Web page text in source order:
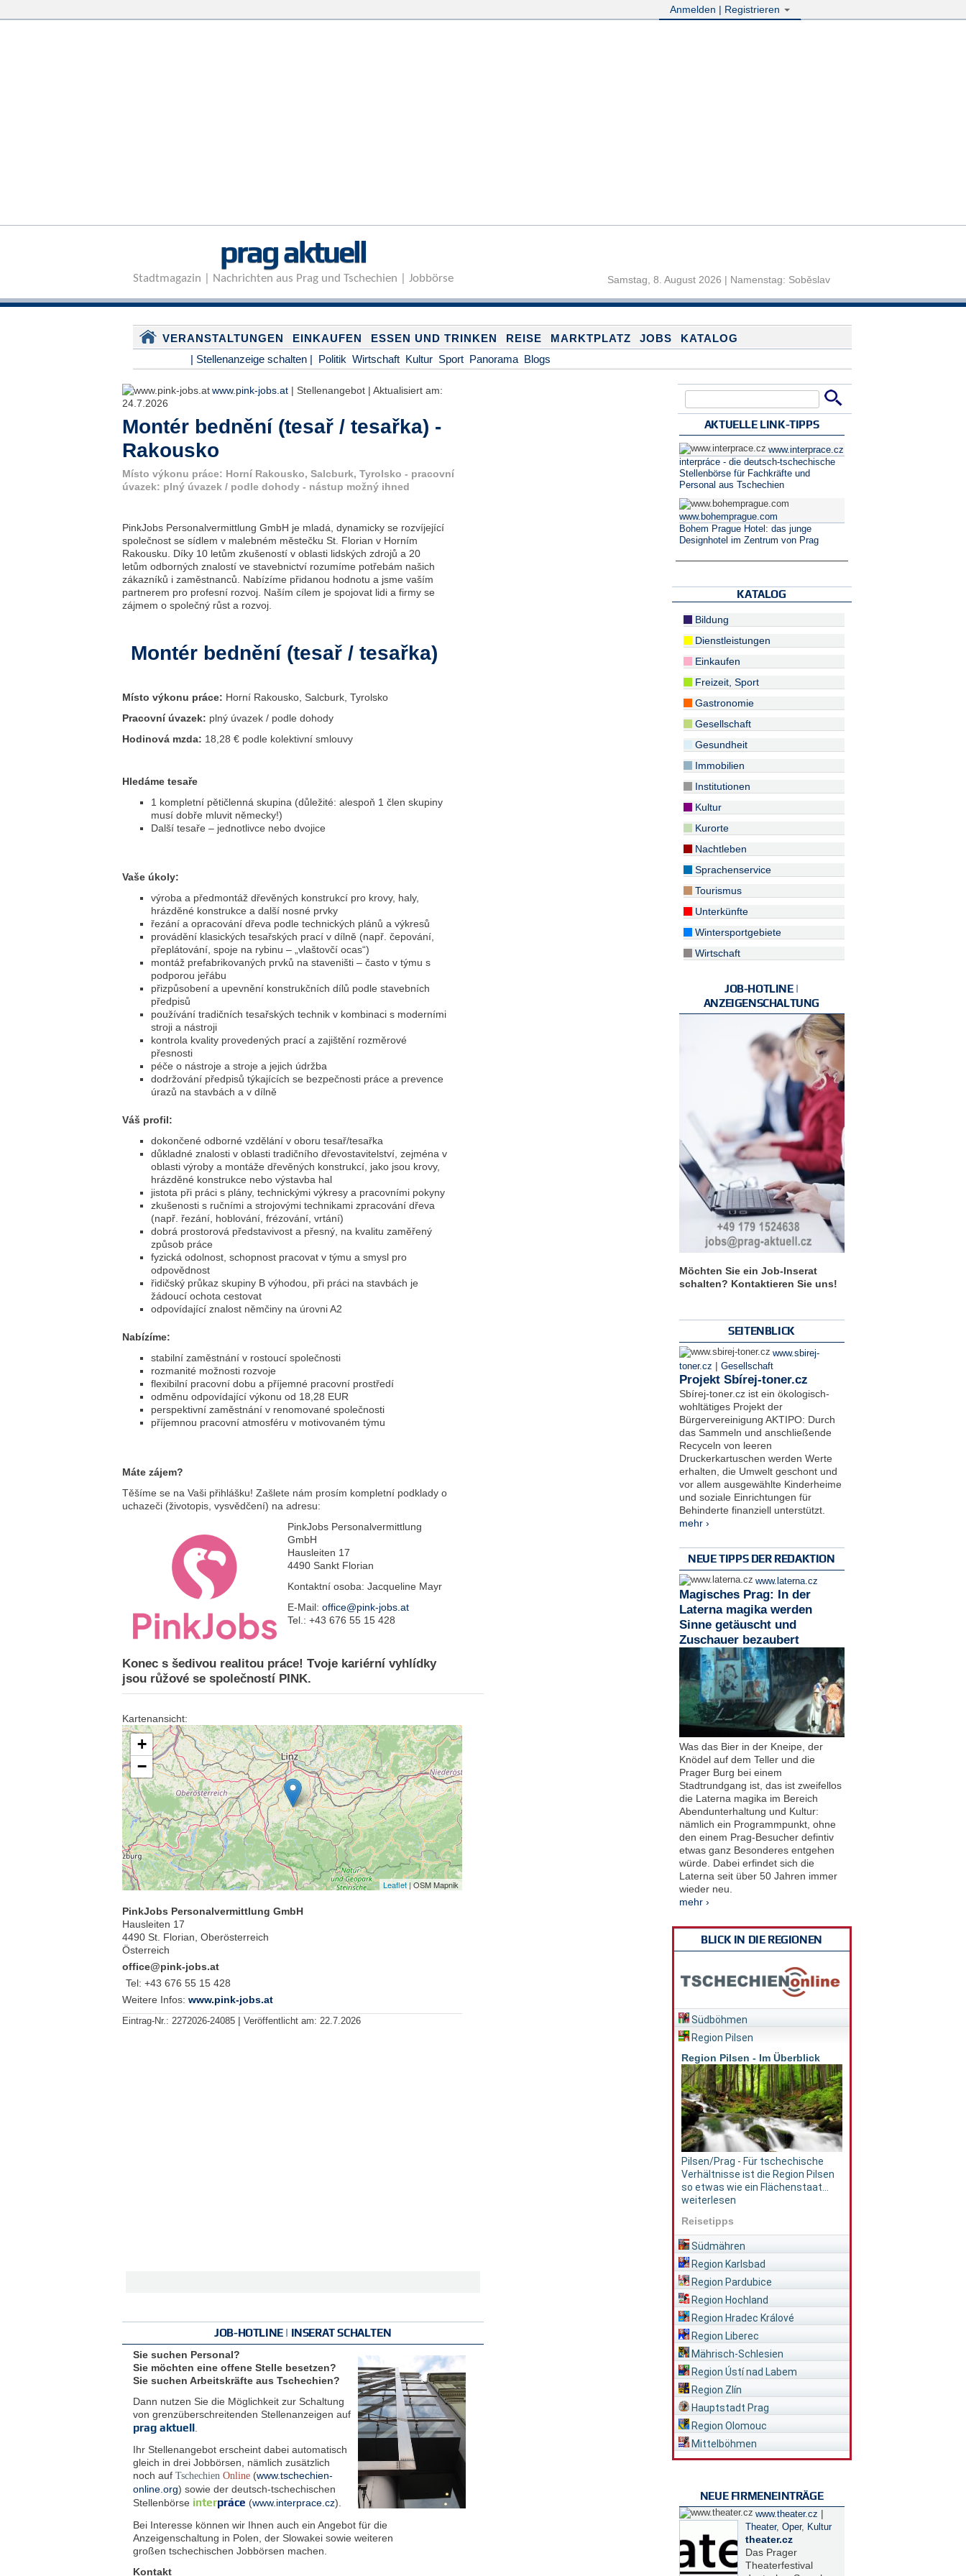
Anmelden | Registrieren
prag aktuell
Stadtmagazin | Nachrichten aus Prag und Tschechien | Jobbörse Samstag, 8. August 2026 | Namenstag: Soběslav
VERANSTALTUNGEN EINKAUFEN ESSEN UND TRINKEN REISE MARKTPLATZ JOBS
KATALOG
| Stellenanzeige schalten | Politik Wirtschaft Kultur Sport Panorama Blogs
www.pink-jobs.at| Stellenangebot | Aktualisiert am:
24.7.2026
Montér bednění (tesař / tesařka) -
Rakousko
Místo výkonu práce: Horní Rakousko, Salcburk, Tyrolsko - pracovní
úvazek: plný úvazek / podle dohody - nástup možný ihned
PinkJobs Personalvermittlung GmbH je mladá, dynamicky se rozvíjející
společnost se sídlem v malebném městečku St. Florian v Horním
Rakousku. Díky 10 letům zkušeností v oblasti lidských zdrojů a 20
letům odborných znalostí ve stavebnictví rozumíme potřebám našich
zákazníků i zaměstnanců. Nabízíme přidanou hodnotu a jsme vaším
partnerem pro profesní rozvoj. Naším cílem je spojovat lidi a firmy se
zájmem o společný růst a rozvoj.
Montér bednění (tesař / tesařka)
Místo výkonu práce: Horní Rakousko, Salcburk, Tyrolsko
Pracovní úvazek: plný úvazek / podle dohody
Hodinová mzda: 18,28 € podle kolektivní smlouvy
Hledáme tesaře
1 kompletní pětičlenná skupina (důležité: alespoň 1 člen skupiny
musí dobře mluvit německy!)
Další tesaře – jednotlivce nebo dvojice
Vaše úkoly:
výroba a předmontáž dřevěných konstrukcí pro krovy, haly,
hrázděné konstrukce a další nosné prvky
řezání a opracování dřeva podle technických plánů a výkresů
provádění klasických tesařských prací v dílně (např. čepování,
přeplátování, spoje na rybinu – „vlaštovčí ocas“)
montáž prefabrikovaných prvků na staveništi – často v týmu s
podporou jeřábu
přizpůsobení a upevnění konstrukčních dílů podle stavebních
předpisů
používání tradičních tesařských technik v kombinaci s moderními
stroji a nástroji
kontrola kvality provedených prací a zajištění rozměrové
přesnosti
péče o nástroje a stroje a jejich údržba
dodržování předpisů týkajících se bezpečnosti práce a prevence
úrazů na stavbách a v dílně
Váš profil:
dokončené odborné vzdělání v oboru tesař/tesařka
důkladné znalosti v oblasti tradičního dřevostavitelství, zejména v
oblasti výroby a montáže dřevěných konstrukcí, jako jsou krovy,
hrázděné konstrukce nebo výstavba hal
jistota při práci s plány, technickými výkresy a pracovními pokyny
zkušenosti s ručními a strojovými technikami zpracování dřeva
(např. řezání, hoblování, frézování, vrtání)
dobrá prostorová představivost a přesný, na kvalitu zaměřený
způsob práce
fyzická odolnost, schopnost pracovat v týmu a smysl pro
odpovědnost
řidičský průkaz skupiny B výhodou, při práci na stavbách je
žádoucí ochota cestovat
odpovídající znalost němčiny na úrovni A2
Nabízíme:
stabilní zaměstnání v rostoucí společnosti
rozmanité možnosti rozvoje
flexibilní pracovní dobu a příjemné pracovní prostředí
odměnu odpovídající výkonu od 18,28 EUR
perspektivní zaměstnání v renomované společnosti
příjemnou pracovní atmosféru v motivovaném týmu
Máte zájem?
Těšíme se na Vaši přihlášku! Zašlete nám prosím kompletní podklady o
uchazeči (životopis, vysvědčení) na adresu:
PinkJobs Personalvermittlung
GmbH
Hausleiten 17
4490 Sankt Florian
Kontaktní osoba: Jacqueline Mayr
E-Mail: office@pink-jobs.at
Tel.: +43 676 55 15 428
Konec s šedivou realitou práce! Tvoje kariérní vyhlídky
jsou růžové se společností PINK.
Kartenansicht:
+
−
Leaflet| OSM Mapnik
PinkJobs Personalvermittlung GmbH
Hausleiten 17
4490 St. Florian, Oberösterreich
Österreich
office@pink-jobs.at
Tel: +43 676 55 15 428
Weitere Infos: www.pink-jobs.at
Eintrag-Nr.: 2272026-24085 | Veröffentlicht am: 22.7.2026
JOB-HOTLINE | INSERAT SCHALTEN
Sie suchen Personal?
Sie möchten eine offene Stelle besetzen?
Sie suchen Arbeitskräfte aus Tschechien?
Dann nutzen Sie die Möglichkeit zur Schaltung
von grenzüberschreitenden Stellenanzeigen auf
prag aktuell
Ihr Stellenangebot erscheint dabei automatisch
gleich in drei Jobbörsen, nämlich zusätzlich
noch auf Tschechien Online(www.tschechien-
online.org) sowie der deutsch-tschechischen
Stellenbörse interpráce (www.interprace.cz).
Bei Interesse können wir Ihnen auch ein Angebot für die
Anzeigenschaltung in Polen, der Slowakei sowie weiteren
großen tschechischen Jobbörsen machen.
Kontakt
AKTUELLE LINK-TIPPS
www.interprace.cz
interpráce - die deutsch-tschechische
Stellenbörse für Fachkräfte und
Personal aus Tschechien
www.bohemprague.com
Bohem Prague Hotel: das junge
Designhotel im Zentrum von Prag
KATALOG
Bildung
Dienstleistungen
Einkaufen
Freizeit, Sport
Gastronomie
Gesellschaft
Gesundheit
Immobilien
Institutionen
Kultur
Kurorte
Nachtleben
Sprachenservice
Tourismus
Unterkünfte
Wintersportgebiete
Wirtschaft
JOB-HOTLINE |
ANZEIGENSCHALTUNG
Möchten Sie ein Job-Inserat
schalten? Kontaktieren Sie uns!
SEITENBLICK
www.sbirej-
toner.cz | Gesellschaft
Projekt Sbírej-toner.cz
Sbírej-toner.cz ist ein ökologisch-
wohltätiges Projekt der
Bürgervereinigung AKTIPO: Durch
das Sammeln und anschließende
Recyceln von leeren
Druckerkartuschen werden Werte
erhalten, die Umwelt geschont und
vor allem ausgewählte Kinderheime
und soziale Einrichtungen für
Behinderte finanziell unterstützt.
mehr ›
NEUE TIPPS DER REDAKTION
www.laterna.cz
Magisches Prag: In der
Laterna magika werden
Sinne getäuscht und
Zuschauer bezaubert
Was das Bier in der Kneipe, der
Knödel auf dem Teller und die
Prager Burg bei einem
Stadtrundgang ist, das ist zweifellos
die Laterna magika im Bereich
Abendunterhaltung und Kultur:
nämlich ein Programmpunkt, ohne
den einem Prag-Besucher defintiv
etwas ganz Besonderes entgehen
würde. Dabei erfindet sich die
Laterna seit über 50 Jahren immer
wieder neu.
mehr ›
BLICK IN DIE REGIONEN
Südböhmen
Region Pilsen
Region Pilsen - Im Überblick
Pilsen/Prag - Für tschechische
Verhältnisse ist die Region Pilsen
so etwas wie ein Flächenstaat...
weiterlesen
Reisetipps
Südmähren
Region Karlsbad
Region Pardubice
Region Hochland
Region Hradec Králové
Region Liberec
Mährisch-Schlesien
Region Ústí nad Labem
Region Zlín
Hauptstadt Prag
Region Olomouc
Mittelböhmen
NEUE FIRMENEINTRÄGE
www.theater.cz |
Theater, Oper, Kultur
theater.cz
Das Prager
Theaterfestival